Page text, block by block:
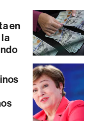
en